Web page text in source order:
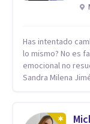
Has intentado
lo mismo? No es
emocional no
Sandra Milena
ansiedad, la baja